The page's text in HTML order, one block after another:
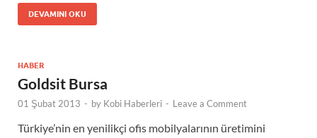
DEVAMINI OKU
HABER
Goldsit Bursa
01 Şubat 2013 - by Kobi Haberleri - Leave a Comment
Türkiye’nin en yenilikçi ofis mobilyalarının üretimini